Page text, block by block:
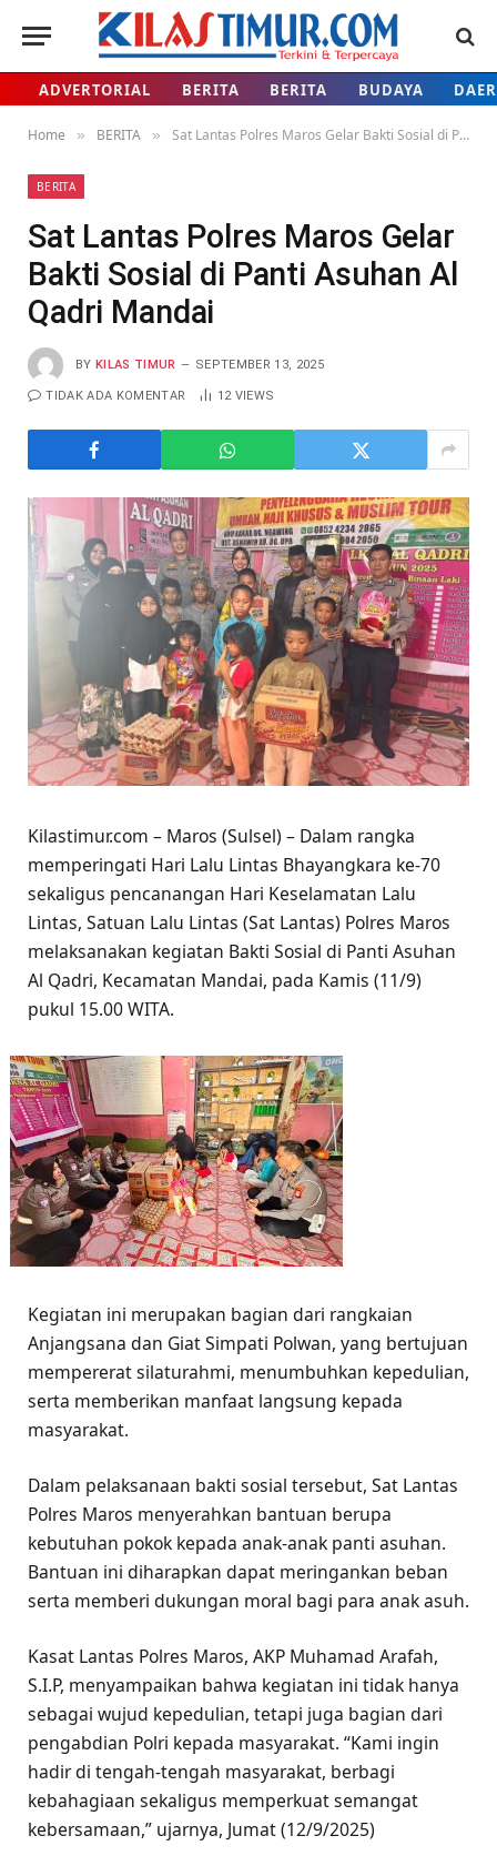
ADVERTORIAL BERITA BERITA BUDAYA
Home » BERITA » Sat Lantas Polres Maros Gelar Bakti Sosial di Panti Asuhan Al Qadri Mandai
BERITA
Sat Lantas Polres Maros Gelar
Bakti Sosial di Panti Asuhan Al
Qadri Mandai
BY KILAS TIMUR SEPTEMBER 13, 2025
TIDAK ADA KOMENTAR 12 VIEWS
Kilastimur.com – Maros (Sulsel) – Dalam rangka
memperingati Hari Lalu Lintas Bhayangkara ke-70
sekaligus pencanangan Hari Keselamatan Lalu
Lintas, Satuan Lalu Lintas (Sat Lantas) Polres Maros
melaksanakan kegiatan Bakti Sosial di Panti Asuhan
Al Qadri, Kecamatan Mandai, pada Kamis (11/9)
pukul 15.00 WITA.
Kegiatan ini merupakan bagian dari rangkaian
Anjangsana dan Giat Simpati Polwan, yang bertujuan
mempererat silaturahmi, menumbuhkan kepedulian,
serta memberikan manfaat langsung kepada
masyarakat.
Dalam pelaksanaan bakti sosial tersebut, Sat Lantas
Polres Maros menyerahkan bantuan berupa
kebutuhan pokok kepada anak-anak panti asuhan.
Bantuan ini diharapkan dapat meringankan beban
serta memberi dukungan moral bagi para anak asuh.
Kasat Lantas Polres Maros, AKP Muhamad Arafah,
S.I.P, menyampaikan bahwa kegiatan ini tidak hanya
sebagai wujud kepedulian, tetapi juga bagian dari
pengabdian Polri kepada masyarakat. “Kami ingin
hadir di tengah-tengah masyarakat, berbagi
kebahagiaan sekaligus memperkuat semangat
kebersamaan,” ujarnya, Jumat (12/9/2025)